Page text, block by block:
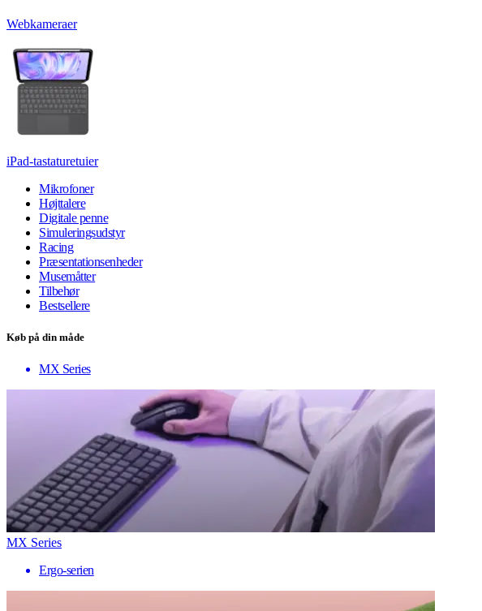
Webkameraer
iPad-tastaturetuier
Mikrofoner
Højttalere
Digitale penne
Simuleringsudstyr
Racing
Præsentationsenheder
Musemåtter
Tilbehør
Bestsellere
Køb på din måde
MX Series
MX Series
Ergo-serien